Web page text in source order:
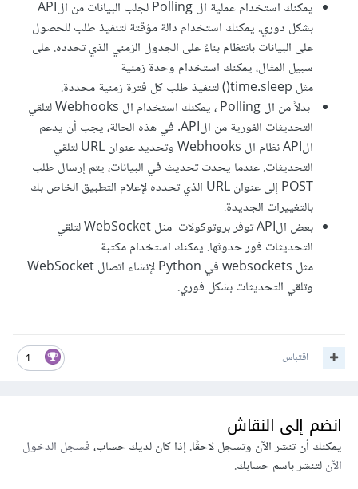
يمكنك استخدام عملية ال Polling لجلب البيانات من الAPI
بشكل دوري. يمكنك استخدام دالة مؤقتة لتنفيذ طلب للحصول
على البيانات بانتظام بناءً على الجدول الزمني الذي تحدده. على
سبيل المثال، يمكنك استخدام وحدة زمنية
مثل time.sleep() لتنفيذ طلب كل فترة زمنية محددة.
بدلاً من ال Polling ، يمكنك استخدام ال Webhooks لتلقي
التحديثات الفورية من الAPI. في هذه الحالة، يجب أن يدعم
الAPI نظام ال Webhooks وتحديد عنوان URL لتلقي
التحديثات. عندما يحدث تحديث في البيانات، يتم إرسال طلب
POST إلى عنوان URL الذي تحدده لإعلام التطبيق الخاص بك
بالتغييرات الجديدة.
بعض الAPI توفر بروتوكولات مثل WebSocket لتلقي
التحديثات فور حدوثها. يمكنك استخدام مكتبة
مثل websockets في Python لإنشاء اتصال WebSocket
وتلقي التحديثات بشكل فوري.
1 اقتباس
انضم إلى النقاش
يمكنك أن تنشر الآن وتسجل لاحقًا. إذا كان لديك حساب،فسجل الدخول
الآنلتنشر باسم حسابك.